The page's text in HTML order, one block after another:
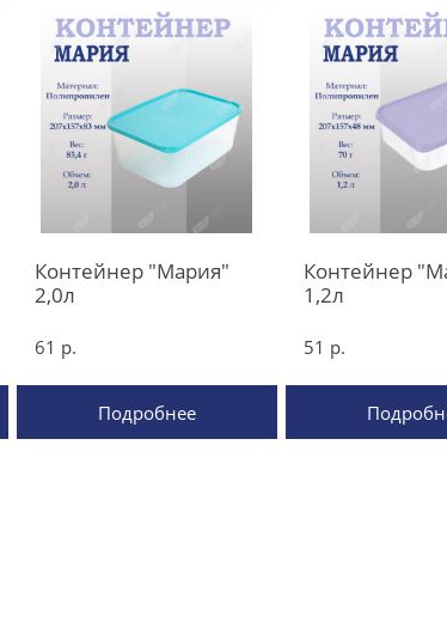
Контейнер "Мария"
2,0л
61 р.
Подробнее
Контейнер
1,2л
51 р.